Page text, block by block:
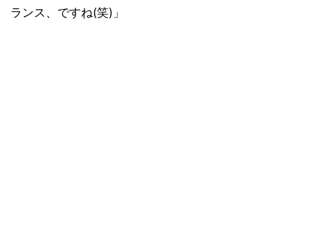
ランス、ですね(笑)」